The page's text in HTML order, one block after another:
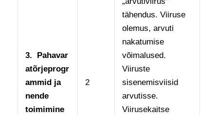
3.
Pahavar
atõrjeprogr
ammid ja
nende
toimimine
2
tähendus. Viiruse
olemus, arvuti
nakatumise
võimalused.
Viiruste
sisenemisviisid
arvutisse.
Viirusekaitse